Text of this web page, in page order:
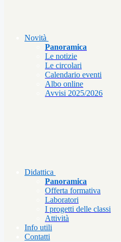
Novità
Panoramica
Le notizie
Le circolari
Calendario eventi
Albo online
Avvisi 2025/2026
Didattica
Panoramica
Offerta formativa
Laboratori
I progetti delle classi
Attività
Info utili
Contatti